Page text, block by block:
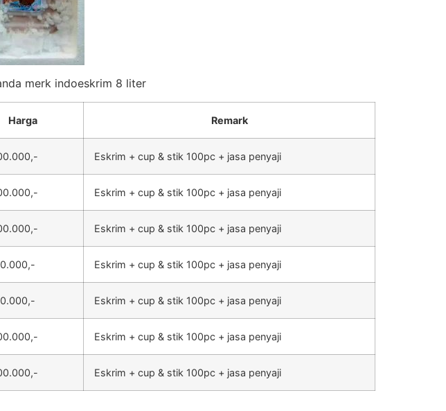
merk indoeskrim 8 liter
Harga Remark
Eskrim + cup & stik 100pc + jasa penyaji
Eskrim + cup & stik 100pc + jasa penyaji
Eskrim + cup & stik 100pc + jasa penyaji
Eskrim + cup & stik 100pc + jasa penyaji
Eskrim + cup & stik 100pc + jasa penyaji
Eskrim + cup & stik 100pc + jasa penyaji
Eskrim + cup & stik 100pc + jasa penyaji